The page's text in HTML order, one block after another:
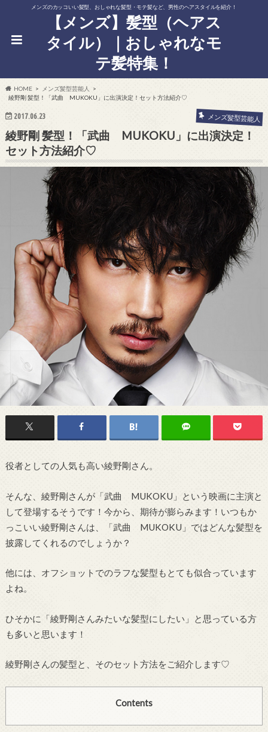
メンズのカッコいい髪型、おしゃれな髪型・モテ髪など、男性のヘアスタイルを紹介！
【メンズ】髪型（ヘアス
タイル）｜おしゃれなモ
テ髪特集！
HOME
メンズ髪型芸能人
綾野剛 髪型！「武曲 MUKOKU」に出演決定！セット方法紹介♡
2017.06.23 メンズ髪型芸能人
綾野剛 髪型！「武曲 MUKOKU」に出演決定！
セット方法紹介♡
役者としての人気も高い綾野剛さん。
そんな、綾野剛さんが「武曲 MUKOKU」という映画に主演と
して登場するそうです！今から、期待が膨らみます！いつもか
っこいい綾野剛さんは、「武曲 MUKOKU」ではどんな髪型を
披露してくれるのでしょうか？
他には、オフショットでのラフな髪型もとても似合っています
よね。
ひそかに「綾野剛さんみたいな髪型にしたい」と思っている方
も多いと思います！
綾野剛さんの髪型と、そのセット方法をご紹介します♡
Contents